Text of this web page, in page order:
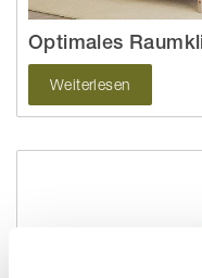
Optimales
Weiterlesen